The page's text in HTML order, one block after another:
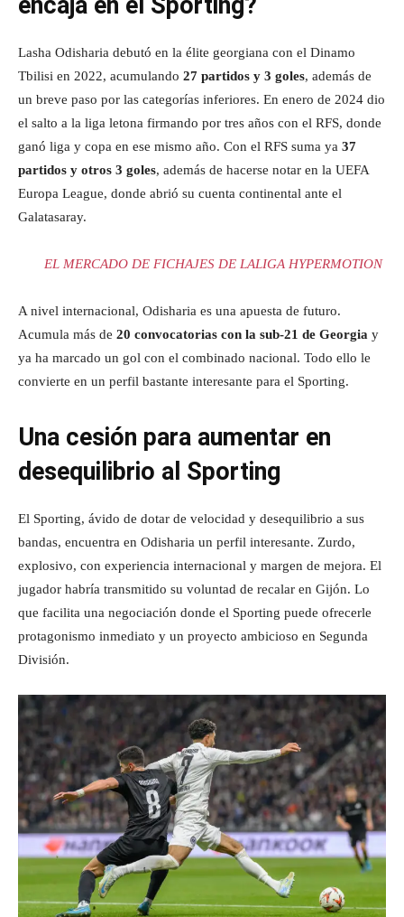
Lasha Odisharia debutó en la élite georgiana con el Dinamo
Tbilisi en 2022, acumulando 27 partidos y 3 goles, además de
un breve paso por las categorías inferiores. En enero de 2024 dio
el salto a la liga letona firmando por tres años con el RFS, donde
ganó liga y copa en ese mismo año. Con el RFS suma ya 37
partidos y otros 3 goles, además de hacerse notar en la UEFA
Europa League, donde abrió su cuenta continental ante el
Galatasaray.
EL MERCADO DE FICHAJES DE LALIGA HYPERMOTION
A nivel internacional, Odisharia es una apuesta de futuro.
Acumula más de 20 convocatorias con la sub-21 de Georgia y
ya ha marcado un gol con el combinado nacional. Todo ello le
convierte en un perfil bastante interesante para el Sporting.
Una cesión para aumentar en
desequilibrio al Sporting
El Sporting, ávido de dotar de velocidad y desequilibrio a sus
bandas, encuentra en Odisharia un perfil interesante. Zurdo,
explosivo, con experiencia internacional y margen de mejora. El
jugador habría transmitido su voluntad de recalar en Gijón. Lo
que facilita una negociación donde el Sporting puede ofrecerle
protagonismo inmediato y un proyecto ambicioso en Segunda
División.